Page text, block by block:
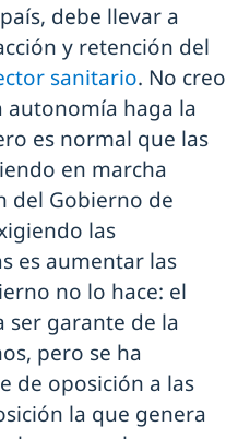
debe llevar a
y retención del
sanitario. No creo
autonomía haga la
es normal que las
en marcha
del Gobierno de
las
es aumentar las
no lo hace: el
ser garante de la
pero se ha
de oposición a las
la que genera